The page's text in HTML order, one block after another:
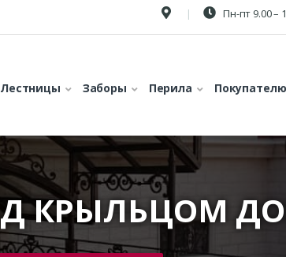
Пн-пт 9.00 –
Лестницы Заборы Перила Покупателю
КРЫЛЬЦОМ